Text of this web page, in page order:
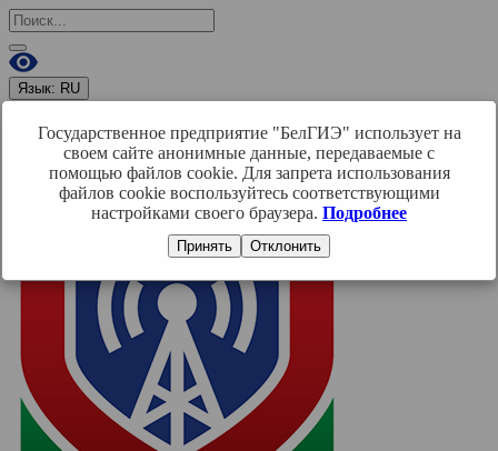
Язык: RU
Государственное предприятие "БелГИЭ" использует на
своем сайте анонимные данные, передаваемые с
помощью файлов cookie. Для запрета использования
файлов cookie воспользуйтесь соответствующими
настройками своего браузера. Подробнее
Принять Отклонить